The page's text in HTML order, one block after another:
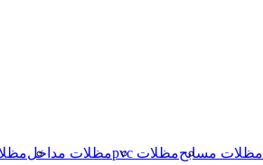
مظلات مسابحمظلات pvc مظلات مداخل